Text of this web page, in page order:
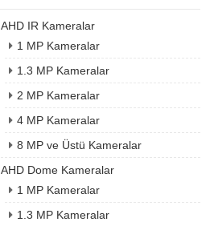
AHD IR Kameralar
1 MP Kameralar
1.3 MP Kameralar
2 MP Kameralar
4 MP Kameralar
8 MP ve Üstü Kameralar
AHD Dome Kameralar
1 MP Kameralar
1.3 MP Kameralar